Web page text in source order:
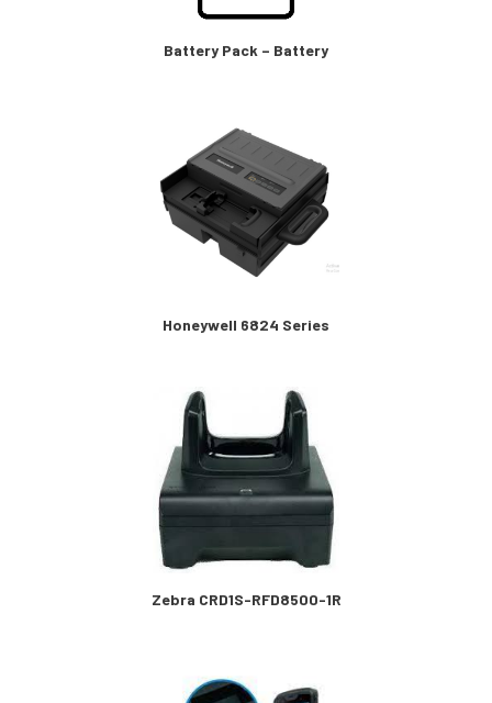
Battery Pack – Battery
Honeywell 6824 Series
Zebra CRD1S-RFD8500-1R